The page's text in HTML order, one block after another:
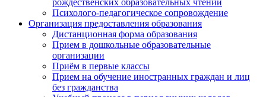
рождественских образовательных чтений
Психолого-педагогическое сопровождение
Организация предоставления образования
Дистанционная форма образования
Прием в дошкольные образовательные
организации
Приём в первые классы
Прием на обучение иностранных граждан и лиц
без гражданства